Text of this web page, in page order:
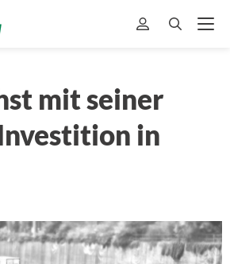
mit seiner
in